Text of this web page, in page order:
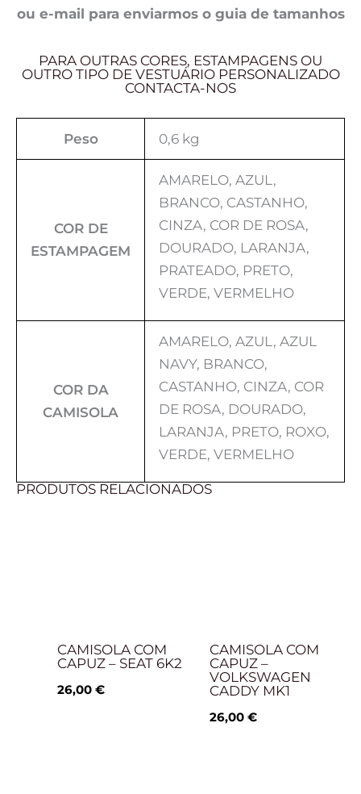
ou e-mail para enviarmos o guia de tamanhos
PARA OUTRAS CORES, ESTAMPAGENS OU
OUTRO TIPO DE VESTUÁRIO PERSONALIZADO
CONTACTA-NOS
Peso 0,6 kg
COR DE
ESTAMPAGEM
AMARELO, AZUL,
BRANCO, CASTANHO,
CINZA, COR DE ROSA,
DOURADO, LARANJA,
PRATEADO, PRETO,
VERDE, VERMELHO
COR DA
CAMISOLA
AMARELO, AZUL, AZUL
NAVY, BRANCO,
CASTANHO, CINZA, COR
DE ROSA, DOURADO,
LARANJA, PRETO, ROXO,
VERDE, VERMELHO
PRODUTOS RELACIONADOS
CAMISOLA COM
CAPUZ – SEAT 6K2
26,00 €
CAMISOLA COM
CAPUZ –
VOLKSWAGEN
CADDY MK1
26,00 €